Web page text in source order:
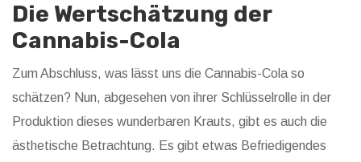
Die Wertschätzung der
Cannabis-Cola
Zum Abschluss, was lässt uns die Cannabis-Cola so
schätzen? Nun, abgesehen von ihrer Schlüsselrolle in der
Produktion dieses wunderbaren Krauts, gibt es auch die
ästhetische Betrachtung. Es gibt etwas Befriedigendes